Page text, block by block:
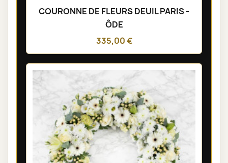
COURONNE DE FLEURS DEUIL PARIS -
ÔDE
335,00 €